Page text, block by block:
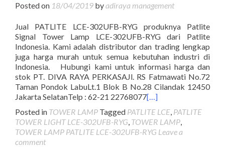
Posted on 18/04/2019 byadiraya management
Jual PATLITE LCE-302UFB-RYG produknya Patlite
Signal Tower Lamp LCE-302UFB-RYG dari Patlite
Indonesia. Kami adalah distributor dan trading lengkap
juga harga murah untuk semua kebutuhan industri di
Indonesia. Hubungi kami untuk informasi harga dan
stok PT. DIVA RAYA PERKASAJl. RS Fatmawati No.72
Taman Pondok LabuLt.1 Blok B No.28 Cilandak 12450
Jakarta SelatanTelp : 62-21 22768077[…]
Posted in TOWER LAMP Tagged PATLITE LCE, PATLITE
TOWER LIGHT LCE-302UFB-RYG, TOWER LAMP,
TOWER LAMP PATLITE LCE-302UFB-RYG Leave a
comment